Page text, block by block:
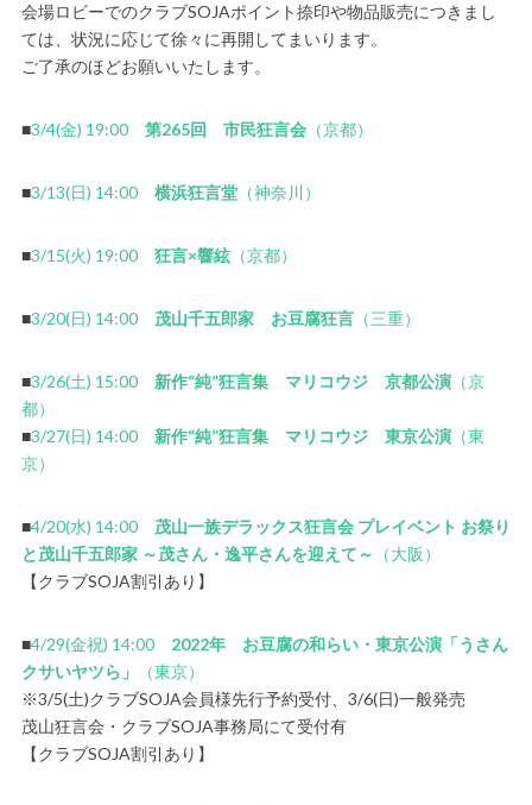
会場ロビーでのクラブSOJAポイント捺印や物品販売につきまし
ては、状況に応じて徐々に再開してまいります。
ご了承のほどお願いいたします。
■3/4(金) 19:00 第265回 市民狂言会（京都）
■3/13(日) 14:00 横浜狂言堂（神奈川）
■3/15(火) 19:00 狂言×響絃（京都）
■3/20(日) 14:00 茂山千五郎家 お豆腐狂言（三重）
■3/26(土) 15:00 新作“純”狂言集 マリコウジ 京都公演（京
都）
■3/27(日) 14:00 新作“純”狂言集 マリコウジ 東京公演（東
京）
■4/20(水) 14:00 茂山一族デラックス狂言会 プレイベント お祭り
と茂山千五郎家 ～茂さん・逸平さんを迎えて～
（大阪）
【クラブSOJA割引あり】
■4/29(金祝) 14:00 2022年 お豆腐の和らい・東京公演「うさん
クサいヤツら」
（東京）
※3/5(土)クラブSOJA会員様先行予約受付、3/6(日)一般発売
茂山狂言会・クラブSOJA事務局にて受付有
【クラブSOJA割引あり】